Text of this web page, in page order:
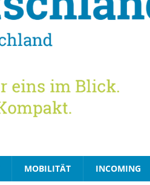
MOBILITÄT INCOMING